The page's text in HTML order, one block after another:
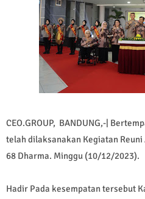
CEO.GROUP, BANDUNG,-|
telah dilaksanakan Kegiatan
68 Dharma. Minggu (10/12/2023).
Hadir Pada kesempatan tersebut